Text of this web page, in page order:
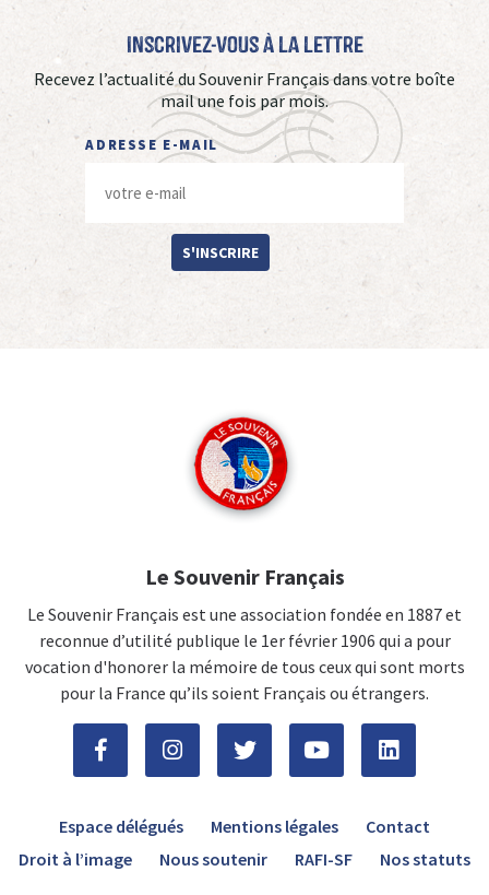
Inscrivez-vous à La Lettre
Recevez l’actualité du Souvenir Français dans votre boîte
mail une fois par mois.
ADRESSE E-MAIL
S'INSCRIRE
Le Souvenir Français
Le Souvenir Français est une association fondée en 1887 et
reconnue d’utilité publique le 1er février 1906 qui a pour
vocation d'honorer la mémoire de tous ceux qui sont morts
pour la France qu’ils soient Français ou étrangers.
Espace délégués Mentions légales
Contact
Droit à l’image
Nous soutenir RAFI-SF Nos statuts